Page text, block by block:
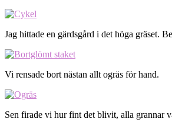
Jag hittade en gärdsgård i det höga gräset.
Vi rensade bort nästan allt ogräs för hand.
Sen firade vi hur fint det blivit, alla grannar